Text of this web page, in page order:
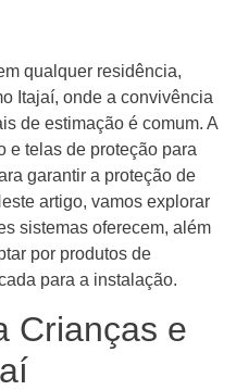
qualquer residência,
Itajaí, onde a convivência
de estimação é comum. A
e telas de proteção para
garantir a proteção de
artigo, vamos explorar
sistemas oferecem, além
por produtos de
para a instalação.
Crianças e